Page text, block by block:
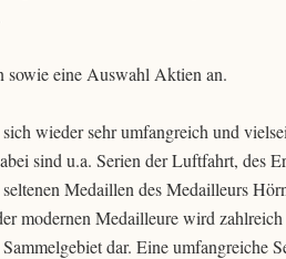
sowie eine Auswahl Aktien an.
wieder sehr umfangreich und
sind u.a. Serien der Luftfahrt, des
Medaillen des Medailleurs
modernen Medailleure wird
dar. Eine umfangreiche